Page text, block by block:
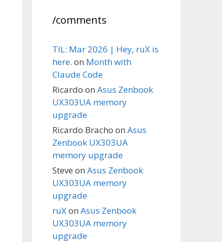
/comments
TIL: Mar 2026 | Hey, ruX is
here. on Month with
Claude Code
Ricardo on Asus Zenbook
UX303UA memory
upgrade
Ricardo Bracho on Asus
Zenbook UX303UA
memory upgrade
Steve on Asus Zenbook
UX303UA memory
upgrade
ruXon Asus Zenbook
UX303UA memory
upgrade